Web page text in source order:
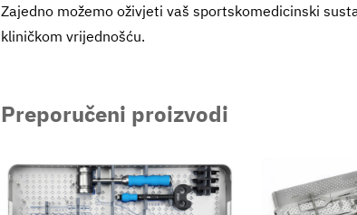
Zajedno možemo oživjeti vaš sportskomedicinski
kliničkom vrijednošću.
Preporučeni proizvodi